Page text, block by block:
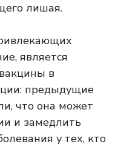
лишая.
является
в
предыдущие
что она может
и замедлить
у тех, кто